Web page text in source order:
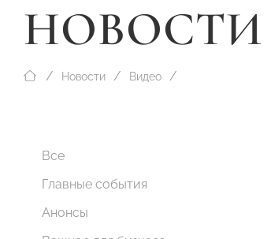
НОВОСТИ
Новости Видео
Все
Главные события
Анонсы